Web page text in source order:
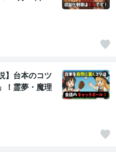
式情報で徹
ス】
】台本のコツ
！霊夢・魔理
なやりとり